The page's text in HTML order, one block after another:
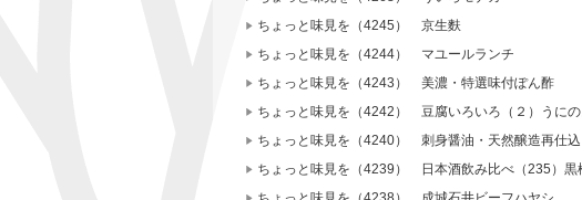
ちょっと味見を（4245） 京生麩
ちょっと味見を（4244） マユールランチ
ちょっと味見を（4243） 美濃・特選味付ぽん酢
ちょっと味見を（4242） 豆腐いろいろ（２）うに
ちょっと味見を（4240） 刺身醤油・天然醸造再仕込
ちょっと味見を（4239） 日本酒飲み比べ（235）黒